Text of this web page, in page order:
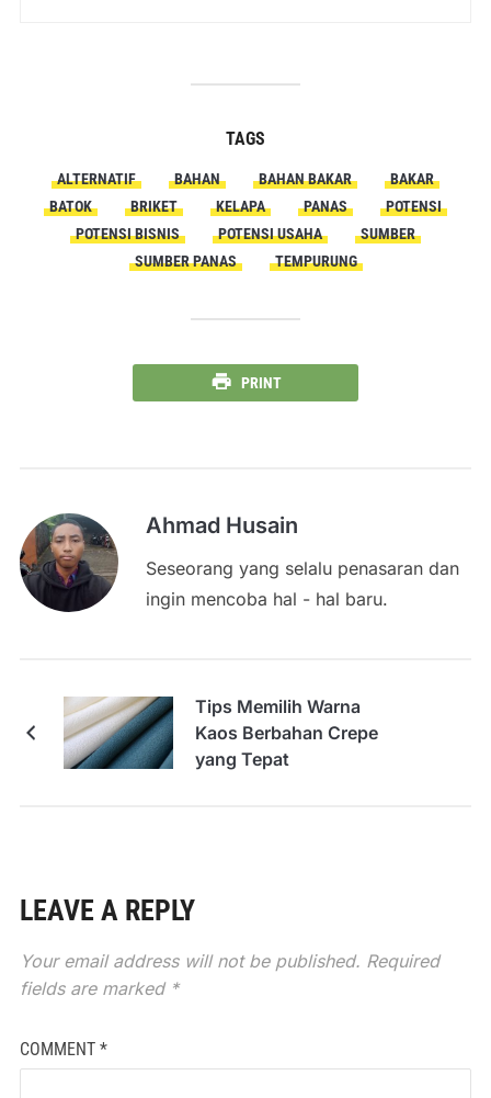
TAGS
ALTERNATIF BAHAN BAHAN BAKAR
BAKAR
BATOK
BRIKET KELAPA PANAS
POTENSI
POTENSI BISNIS
POTENSI USAHA
SUMBER
SUMBER PANAS
TEMPURUNG
PRINT
Ahmad Husain
Seseorang yang selalu penasaran dan
ingin mencoba hal - hal baru.
Tips Memilih Warna
Kaos Berbahan Crepe
yang Tepat
LEAVE A REPLY
Your email address will not be published. Required
fields are marked *
COMMENT *